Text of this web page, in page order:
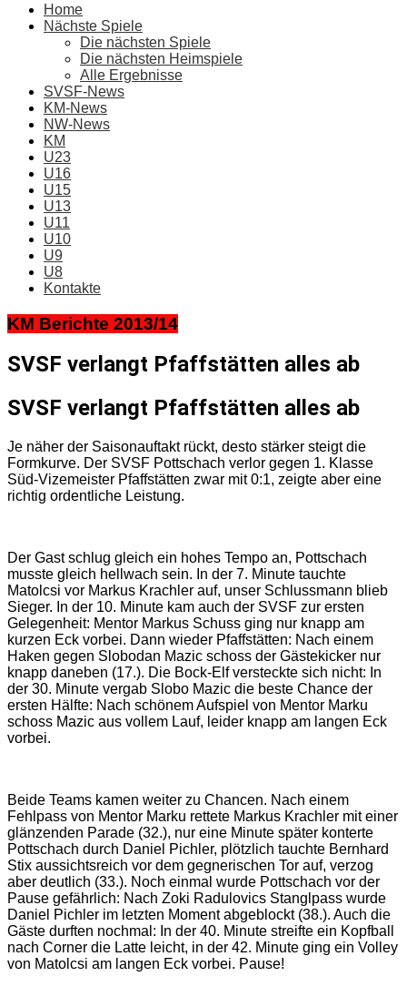
Home
Nächste Spiele
Die nächsten Spiele
Die nächsten Heimspiele
Alle Ergebnisse
SVSF-News
KM-News
NW-News
KM
U23
U16
U15
U13
U11
U10
U9
U8
Kontakte
KM Berichte 2013/14
SVSF verlangt Pfaffstätten alles ab
SVSF verlangt Pfaffstätten alles ab
Je näher der Saisonauftakt rückt, desto stärker steigt die
Formkurve. Der SVSF Pottschach verlor gegen 1. Klasse
Süd-Vizemeister Pfaffstätten zwar mit 0:1, zeigte aber eine
richtig ordentliche Leistung.
Der Gast schlug gleich ein hohes Tempo an, Pottschach
musste gleich hellwach sein. In der 7. Minute tauchte
Matolcsi vor Markus Krachler auf, unser Schlussmann blieb
Sieger. In der 10. Minute kam auch der SVSF zur ersten
Gelegenheit: Mentor Markus Schuss ging nur knapp am
kurzen Eck vorbei. Dann wieder Pfaffstätten: Nach einem
Haken gegen Slobodan Mazic schoss der Gästekicker nur
knapp daneben (17.). Die Bock-Elf versteckte sich nicht: In
der 30. Minute vergab Slobo Mazic die beste Chance der
ersten Hälfte: Nach schönem Aufspiel von Mentor Marku
schoss Mazic aus vollem Lauf, leider knapp am langen Eck
vorbei.
Beide Teams kamen weiter zu Chancen. Nach einem
Fehlpass von Mentor Marku rettete Markus Krachler mit einer
glänzenden Parade (32.), nur eine Minute später konterte
Pottschach durch Daniel Pichler, plötzlich tauchte Bernhard
Stix aussichtsreich vor dem gegnerischen Tor auf, verzog
aber deutlich (33.). Noch einmal wurde Pottschach vor der
Pause gefährlich: Nach Zoki Radulovics Stanglpass wurde
Daniel Pichler im letzten Moment abgeblockt (38.). Auch die
Gäste durften nochmal: In der 40. Minute streifte ein Kopfball
nach Corner die Latte leicht, in der 42. Minute ging ein Volley
von Matolcsi am langen Eck vorbei. Pause!